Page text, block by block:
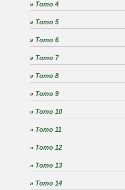
» Tomo 4
» Tomo 5
» Tomo 6
» Tomo 7
» Tomo 8
» Tomo 9
» Tomo 10
» Tomo 11
» Tomo 12
» Tomo 13
» Tomo 14